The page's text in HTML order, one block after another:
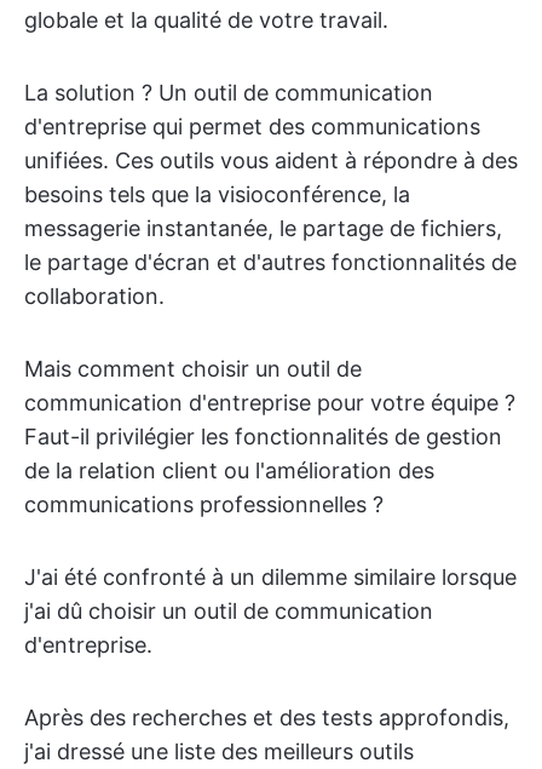
globale et la qualité de votre travail.
La solution ? Un outil de communication
d'entreprise qui permet des communications
unifiées. Ces outils vous aident à répondre à des
besoins tels que la visioconférence, la
messagerie instantanée, le partage de fichiers,
le partage d'écran et d'autres fonctionnalités de
collaboration.
Mais comment choisir un outil de
communication d'entreprise pour votre équipe ?
Faut-il privilégier les fonctionnalités de gestion
de la relation client ou l'amélioration des
communications professionnelles ?
J'ai été confronté à un dilemme similaire lorsque
j'ai dû choisir un outil de communication
d'entreprise.
Après des recherches et des tests approfondis,
j'ai dressé une liste des meilleurs outils